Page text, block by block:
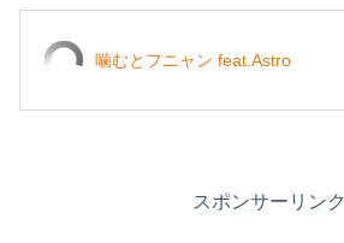
噛むとフニャン feat.Astro
スポンサーリンク